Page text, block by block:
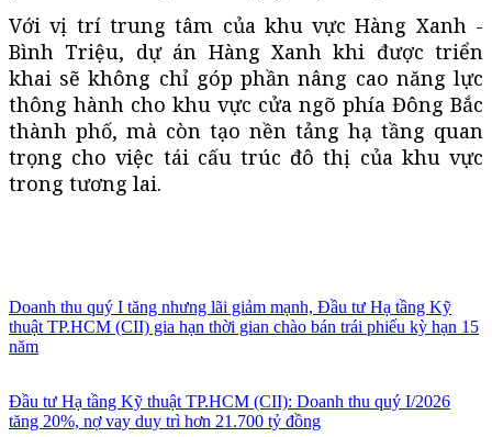
Với vị trí trung tâm của khu vực Hàng Xanh -
Bình Triệu, dự án Hàng Xanh khi được triển
khai sẽ không chỉ góp phần nâng cao năng lực
thông hành cho khu vực cửa ngõ phía Đông Bắc
thành phố, mà còn tạo nền tảng hạ tầng quan
trọng cho việc tái cấu trúc đô thị của khu vực
trong tương lai.
Doanh thu quý I tăng nhưng lãi giảm mạnh, Đầu tư Hạ tầng Kỹ
thuật TP.HCM (CII) gia hạn thời gian chào bán trái phiếu kỳ hạn 15
năm
Đầu tư Hạ tầng Kỹ thuật TP.HCM (CII): Doanh thu quý I/2026
tăng 20%, nợ vay duy trì hơn 21.700 tỷ đồng